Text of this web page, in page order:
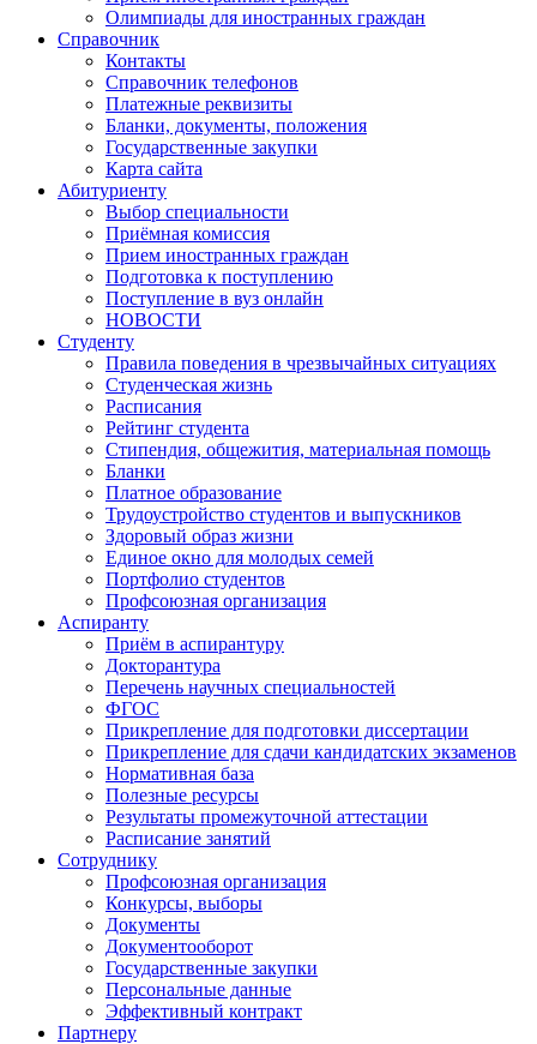
Олимпиады для иностранных граждан
Справочник
Контакты
Справочник телефонов
Платежные реквизиты
Бланки, документы, положения
Государственные закупки
Карта сайта
Абитуриенту
Выбор специальности
Приёмная комиссия
Прием иностранных граждан
Подготовка к поступлению
Поступление в вуз онлайн
НОВОСТИ
Студенту
Правила поведения в чрезвычайных ситуациях
Студенческая жизнь
Расписания
Рейтинг студента
Стипендия, общежития, материальная помощь
Бланки
Платное образование
Трудоустройство студентов и выпускников
Здоровый образ жизни
Единое окно для молодых семей
Портфолио студентов
Профсоюзная организация
Аспиранту
Приём в аспирантуру
Докторантура
Перечень научных специальностей
ФГОС
Прикрепление для подготовки диссертации
Прикрепление для сдачи кандидатских экзаменов
Нормативная база
Полезные ресурсы
Результаты промежуточной аттестации
Расписание занятий
Сотруднику
Профсоюзная организация
Конкурсы, выборы
Документы
Документооборот
Государственные закупки
Персональные данные
Эффективный контракт
Партнеру